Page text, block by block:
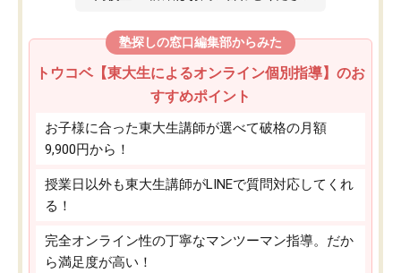
塾探しの窓口編集部からみた
トウコベ【東大生によるオンライン個別指導】のお
すすめポイント
お子様に合った東大生講師が選べて破格の月額
9,900円から！
授業日以外も東大生講師がLINEで質問対応してくれ
る！
完全オンライン性の丁寧なマンツーマン指導。だか
ら満足度が高い！